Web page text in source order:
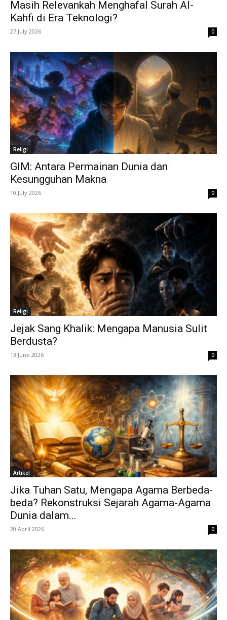
Masih Relevankah Menghafal Surah Al-
Kahfi di Era Teknologi?
27 July 2026 0
Religi
GIM: Antara Permainan Dunia dan
Kesungguhan Makna
10 July 2026 0
Religi
Jejak Sang Khalik: Mengapa Manusia Sulit
Berdusta?
13 June 2026 0
Artikel
Jika Tuhan Satu, Mengapa Agama Berbeda-
beda? Rekonstruksi Sejarah Agama-Agama
Dunia dalam...
20 April 2026 0